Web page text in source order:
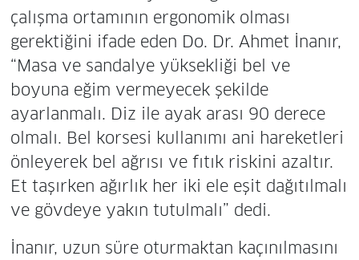
çalışma ortamının ergonomik olması
gerektiğini ifade eden Do. Dr. Ahmet İnanır,
“Masa ve sandalye yüksekliği bel ve
boyuna eğim vermeyecek şekilde
ayarlanmalı. Diz ile ayak arası 90 derece
olmalı. Bel korsesi kullanımı ani hareketleri
önleyerek bel ağrısı ve fıtık riskini azaltır.
Et taşırken ağırlık her iki ele eşit dağıtılmalı
ve gövdeye yakın tutulmalı” dedi.
İnanır, uzun süre oturmaktan kaçınılmasını